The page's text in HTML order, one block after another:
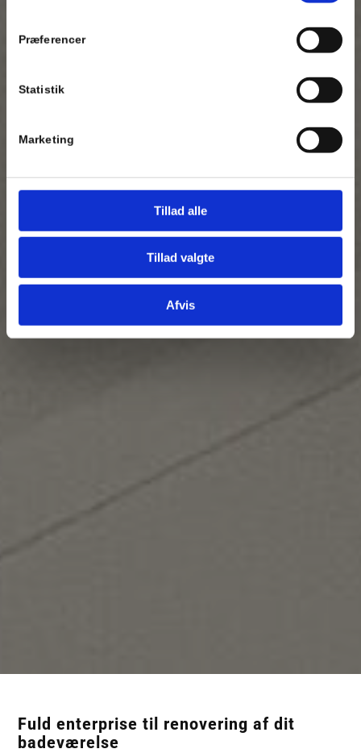
Præferencer
Statistik
Marketing
Tillad alle
Tillad valgte
Afvis
Fuld enterprise til renovering af dit
badeværelse